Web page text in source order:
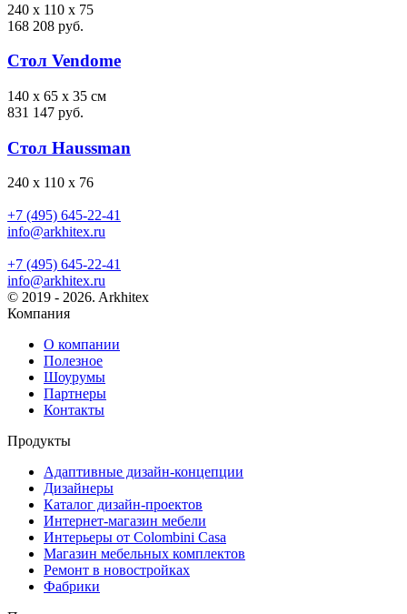
240 x 110 x 75
168 208 руб.
Стол Vendome
140 x 65 x 35 см
831 147 руб.
Стол Haussman
240 x 110 x 76
+7 (495) 645-22-41
info@arkhitex.ru
+7 (495) 645-22-41
info@arkhitex.ru
© 2019 - 2026. Arkhitex
Компания
О компании
Полезное
Шоурумы
Партнеры
Контакты
Продукты
Адаптивные дизайн-концепции
Дизайнеры
Каталог дизайн-проектов
Интернет-магазин мебели
Интерьеры от Colombini Casa
Магазин мебельных комплектов
Ремонт в новостройках
Фабрики